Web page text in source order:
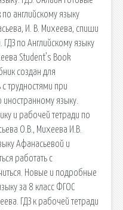
английскому языку
И. В. Михеева, спиши
по Английскому языку
Student's Book
создан для
трудностями при
языку.
и рабочей тетради по
О.В., Михеева И.В.
Афанасьевой и
работать с
Новые и подробные
за 8 класс ФГОС
ГДЗ к рабочей тетради